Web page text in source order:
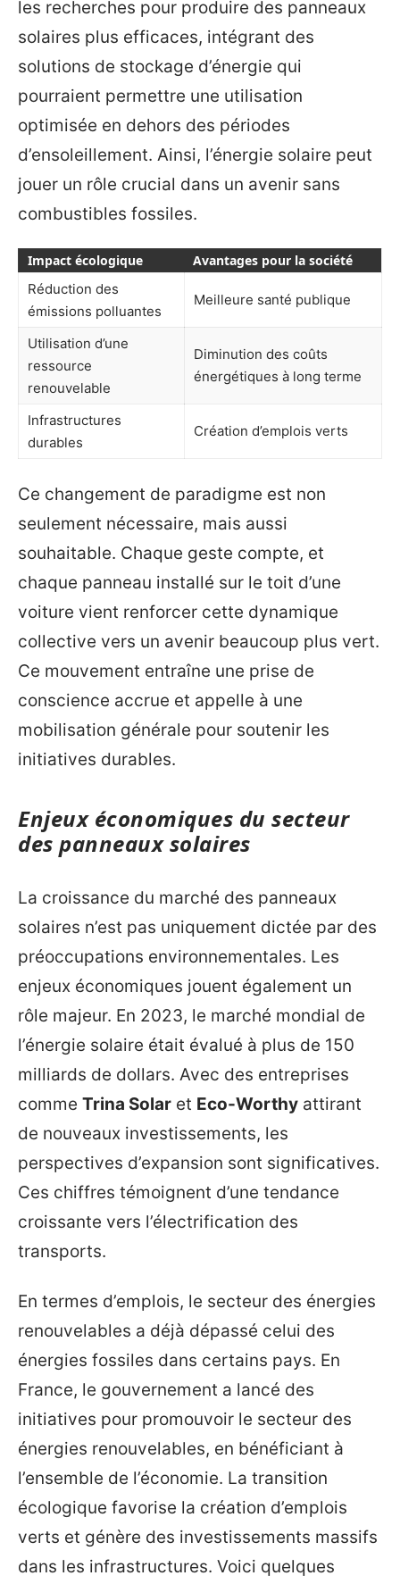
les recherches pour produire des panneaux
solaires plus efficaces, intégrant des
solutions de stockage d’énergie qui
pourraient permettre une utilisation
optimisée en dehors des périodes
d’ensoleillement. Ainsi, l’énergie solaire peut
jouer un rôle crucial dans un avenir sans
combustibles fossiles.
Impact écologique
Avantages pour la société
Réduction des
émissions polluantes
Meilleure santé publique
Utilisation d’une
ressource
renouvelable
Diminution des coûts
énergétiques à long terme
Infrastructures
durables
Création d’emplois verts
Ce changement de paradigme est non
seulement nécessaire, mais aussi
souhaitable. Chaque geste compte, et
chaque panneau installé sur le toit d’une
voiture vient renforcer cette dynamique
collective vers un avenir beaucoup plus vert.
Ce mouvement entraîne une prise de
conscience accrue et appelle à une
mobilisation générale pour soutenir les
initiatives durables.
Enjeux économiques du secteur
des panneaux solaires
La croissance du marché des panneaux
solaires n’est pas uniquement dictée par des
préoccupations environnementales. Les
enjeux économiques jouent également un
rôle majeur. En 2023, le marché mondial de
l’énergie solaire était évalué à plus de 150
milliards de dollars. Avec des entreprises
comme Trina Solar et Eco-Worthy attirant
de nouveaux investissements, les
perspectives d’expansion sont significatives.
Ces chiffres témoignent d’une tendance
croissante vers l’électrification des
transports.
En termes d’emplois, le secteur des énergies
renouvelables a déjà dépassé celui des
énergies fossiles dans certains pays. En
France, le gouvernement a lancé des
initiatives pour promouvoir le secteur des
énergies renouvelables, en bénéficiant à
l’ensemble de l’économie. La transition
écologique favorise la création d’emplois
verts et génère des investissements massifs
dans les infrastructures. Voici quelques